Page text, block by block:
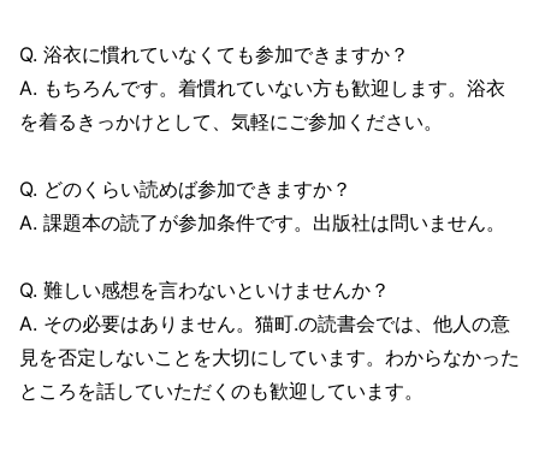
Q. 浴衣に慣れていなくても参加できますか？
A. もちろんです。着慣れていない方も歓迎します。浴衣
を着るきっかけとして、気軽にご参加ください。
Q. どのくらい読めば参加できますか？
A. 課題本の読了が参加条件です。出版社は問いません。
Q. 難しい感想を言わないといけませんか？
A. その必要はありません。猫町.の読書会では、他人の意
見を否定しないことを大切にしています。わからなかった
ところを話していただくのも歓迎しています。